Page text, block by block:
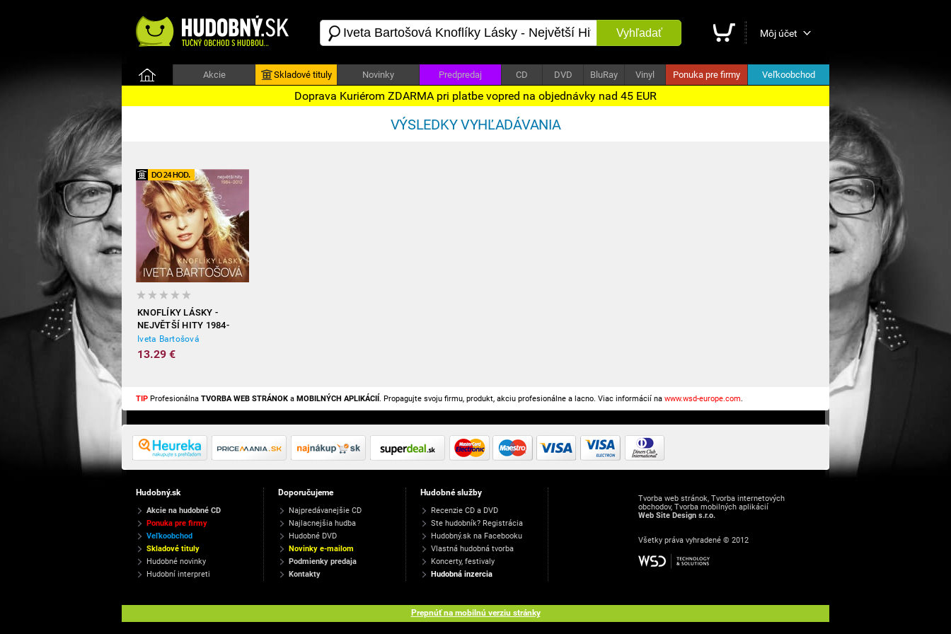
Vyhľadať Môj účet
Akcie Skladové tituly Novinky Predpredaj CD DVD BluRay Vinyl Ponuka pre firmy Veľkoobchod
Doprava Kuriérom ZDARMA pri platbe vopred na objednávky nad 45 EUR
VÝSLEDKY VYHĽADÁVANIA
KNOFLÍKY LÁSKY -
NEJVĚTŠÍ HITY 1984-
2012
Iveta Bartošová
13.29 €
TIP Profesionálna TVORBA WEB STRÁNOK a MOBILNÝCH APLIKÁCIÍ. Propagujte svoju firmu, produkt, akciu profesionálne a lacno. Viac informácií na www.wsd-europe.com.
Hudobný.sk
Akcie na hudobné CD
Ponuka pre firmy
Veľkoobchod
Skladové tituly
Hudobné novinky
Hudobní interpreti
Doporučujeme
Najpredávanejšie CD
Najlacnejšia hudba
Hudobné DVD
Novinky e-mailom
Podmienky predaja
Kontakty
Hudobné služby
Recenzie CD a DVD
Ste hudobník? Registrácia
Hudobný.sk na Facebooku
Vlastná hudobná tvorba
Koncerty, festivaly
Hudobná inzercia
Tvorba web stránok, Tvorba internetových
obchodov, Tvorba mobilných aplikácií
Web Site Design s.r.o.
Všetky práva vyhradené © 2012
Prepnúť na mobilnú verziu stránky